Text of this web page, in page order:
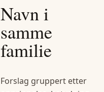
Navn i
samme
familie
Forslag gruppert etter